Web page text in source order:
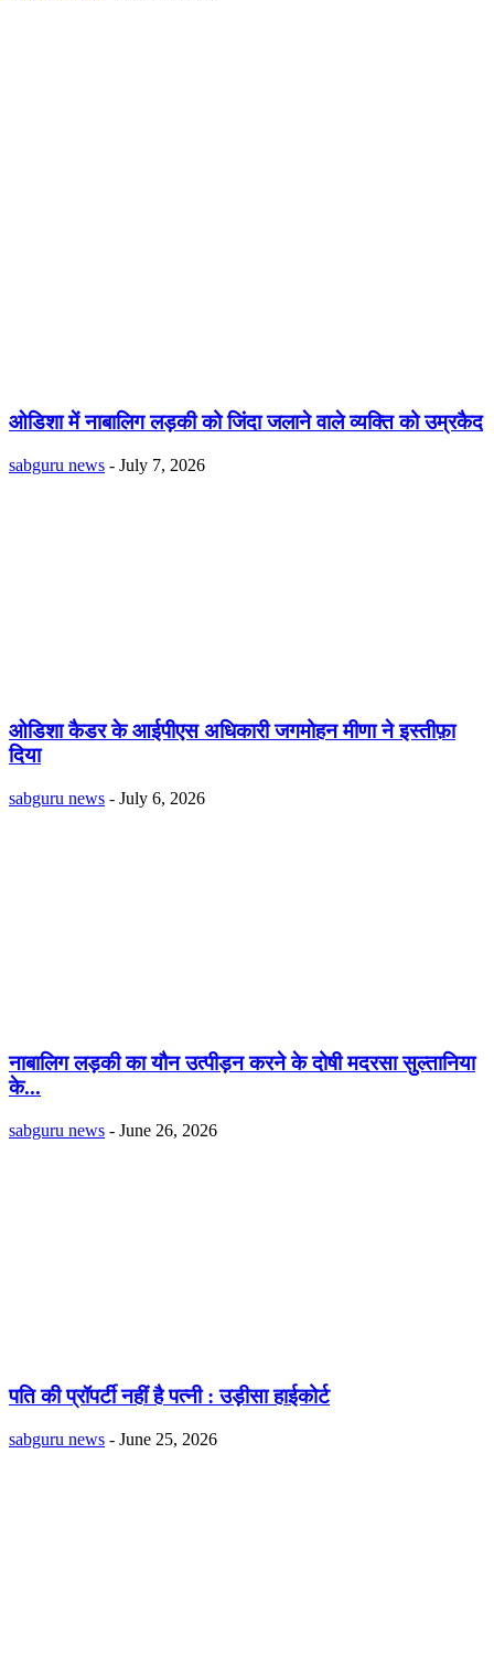
ओडिशा में नाबालिग लड़की को जिंदा जलाने वाले व्यक्ति को उम्रकैद
sabguru news - July 7, 2026
ओडिशा कैडर के आईपीएस अधिकारी जगमोहन मीणा ने इस्तीफ़ा
दिया
sabguru news - July 6, 2026
नाबालिग लड़की का यौन उत्पीड़न करने के दोषी मदरसा सुल्तानिया
के...
sabguru news - June 26, 2026
पति की प्रॉपर्टी नहीं है पत्नी : उड़ीसा हाईकोर्ट
sabguru news - June 25, 2026